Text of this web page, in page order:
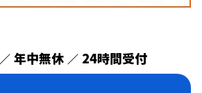
／ 年中無休 ／ 24時間受付